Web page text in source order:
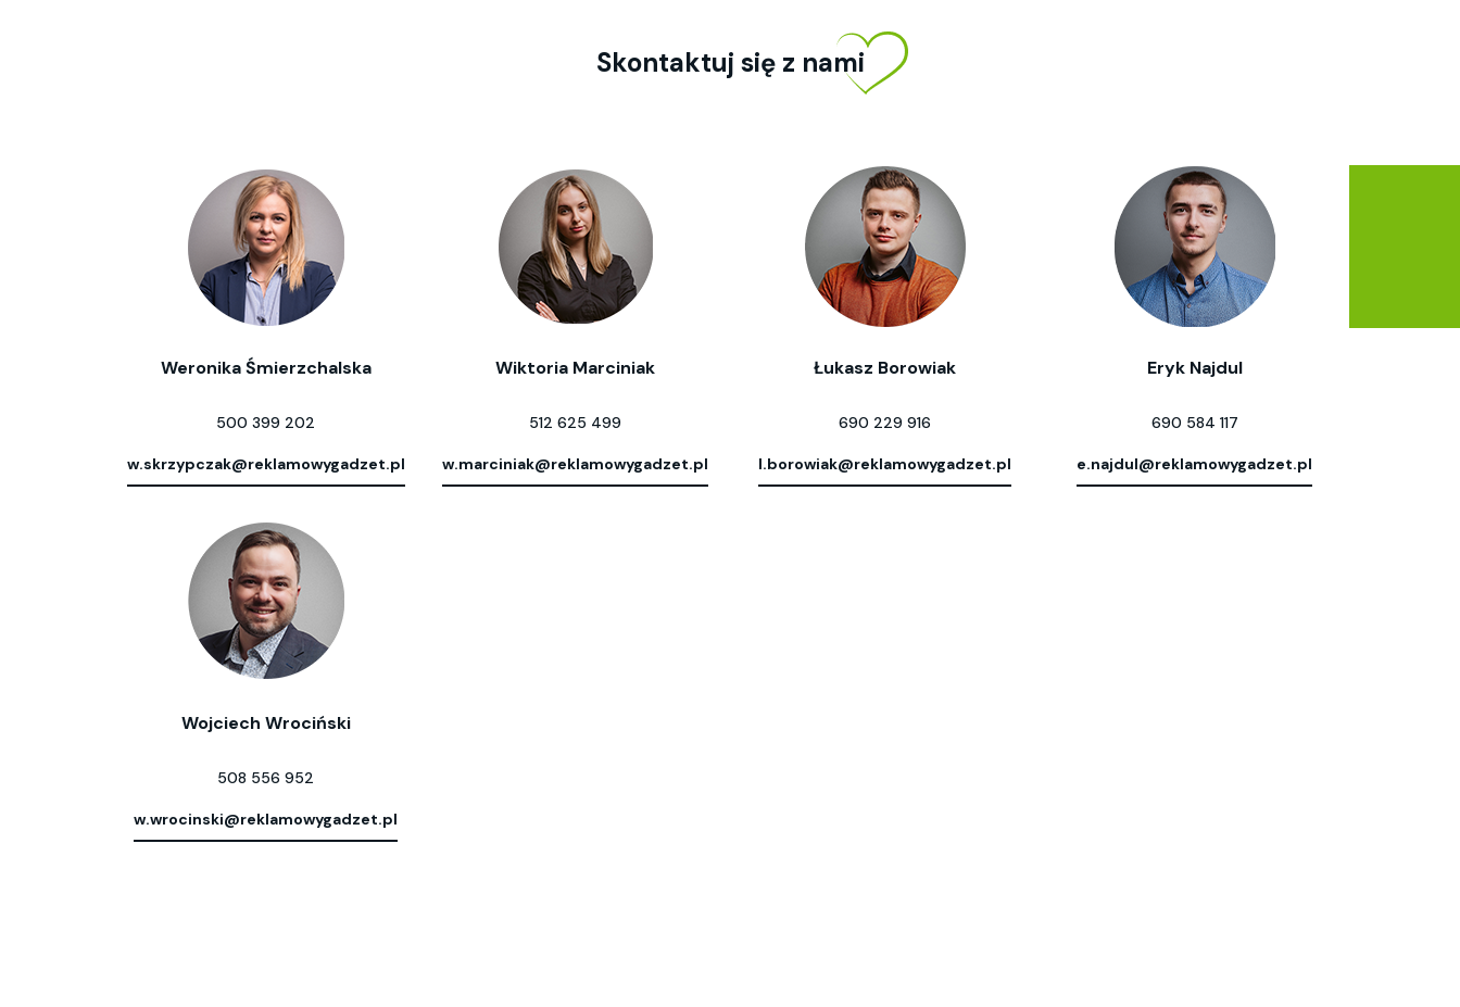
Skontaktuj się z nami
Weronika Śmierzchalska
500 399 202
w.skrzypczak@reklamowygadzet.pl
Wiktoria Marciniak
512 625 499
w.marciniak@reklamowygadzet.pl
Łukasz Borowiak
690 229 916
l.borowiak@reklamowygadzet.pl
Eryk Najdul
690 584 117
e.najdul@reklamowygadzet.pl
Wojciech Wrociński
508 556 952
w.wrocinski@reklamowygadzet.pl